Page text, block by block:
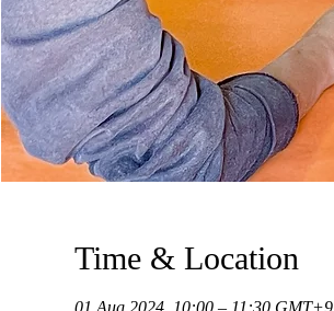
Time & Location
01 Aug 2024, 10:00 – 11:30 GMT+9